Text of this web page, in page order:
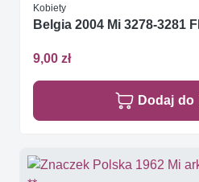
Kobiety
Belgia 2004 Mi 3278-3281
9,00 zł
Dodaj do